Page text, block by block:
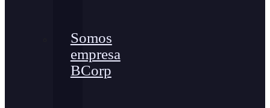
Somos
empresa
BCorp